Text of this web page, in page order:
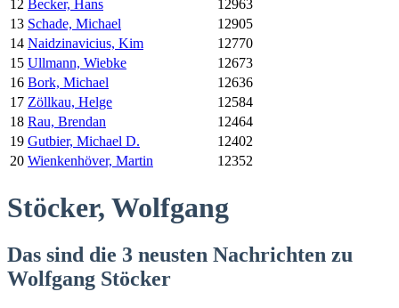
12 Becker, Hans
12963
13 Schade, Michael
12905
14 Naidzinavicius, Kim
12770
15 Ullmann, Wiebke
12673
16 Bork, Michael
12636
17 Zöllkau, Helge
12584
18 Rau, Brendan
12464
19 Gutbier, Michael D.
12402
20 Wienkenhöver, Martin 12352
Stöcker, Wolfgang
Das sind die 3 neusten Nachrichten zu
Wolfgang Stöcker